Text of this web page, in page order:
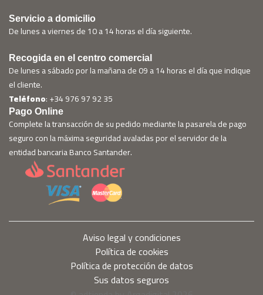
Servicio a domicilio
De lunes a viernes de 10 a 14 horas el día siguiente.
Recogida en el centro comercial
De lunes a sábado por la mañana de 09 a 14 horas el día que indique
el cliente.
Teléfono: +34 976 97 92 35
Pago Online
Complete la transacción de su pedido mediante la pasarela de pago
seguro con la máxima seguridad avaladas por el servidor de la
entidad bancaria Banco Santander.
Aviso legal y condiciones
Política de cookies
Política de protección de datos
Sus datos seguros